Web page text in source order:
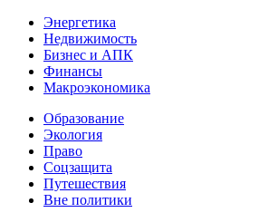
Энергетика
Недвижимость
Бизнес и АПК
Финансы
Макроэкономика
Образование
Экология
Право
Соцзащита
Путешествия
Вне политики